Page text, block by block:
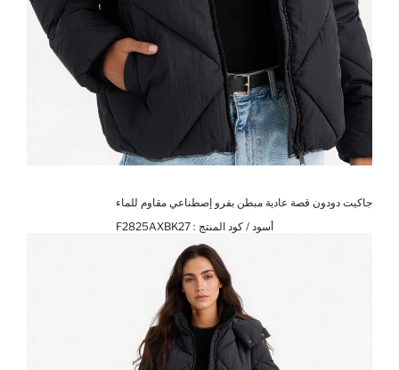
جاكيت دودون قصة عادية مبطن بفرو إصطناعي مقاوم للماء
أسود / كود المنتج : F2825AXBK27